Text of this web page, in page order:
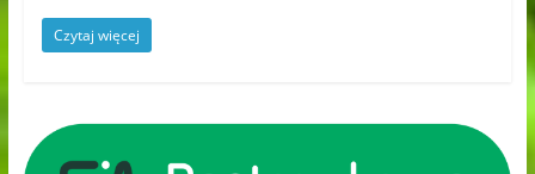
Czytaj więcej